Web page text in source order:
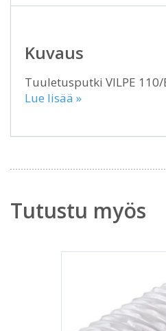
Kuvaus
Tuuletusputki VILPE
Lue lisää »
Tutustu myös